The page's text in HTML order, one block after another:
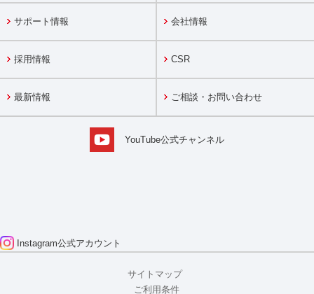
サポート情報 会社情報
採用情報 CSR
最新情報 ご相談・お問い合わせ
YouTube公式チャンネル
Instagram公式アカウント
サイトマップ
ご利用条件